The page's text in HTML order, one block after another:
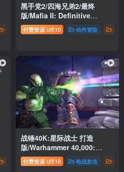
推荐游戏
黑手党2/四海兄弟2/最终
版/Mafia II: Definitive
Edition
付费资源 U币10 动作冒险 推
推荐游戏 角色扮演
战锤40K:星际战士 打造
版/Warhammer 40,000:
Space Marine – Master
Crafted Edition
付费资源 U币10 枪战射击 角